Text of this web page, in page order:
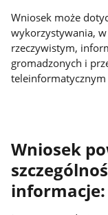
Wniosek może
wykorzystywania, w
rzeczywistym,
gromadzonych i
Wniosek
informacje: